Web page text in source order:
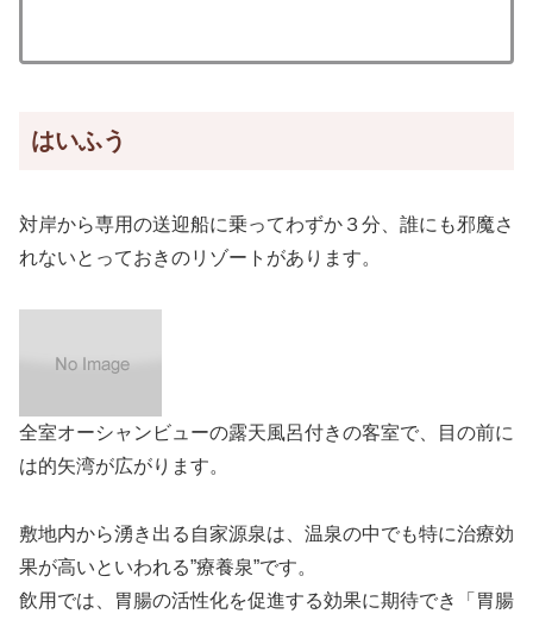
はいふう
対岸から専用の送迎船に乗ってわずか３分、誰にも邪魔さ
れないとっておきのリゾートがあります。
全室オーシャンビューの露天風呂付きの客室で、目の前に
は的矢湾が広がります。
敷地内から湧き出る自家源泉は、温泉の中でも特に治療効
果が高いといわれる”療養泉”です。
飲用では、胃腸の活性化を促進する効果に期待でき「胃腸